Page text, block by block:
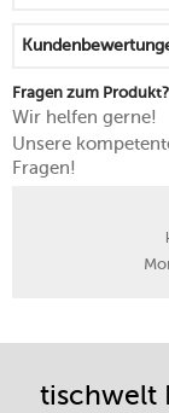
Fragen zum
Wir helfen gerne!
Unsere
Fragen!
tischwelt